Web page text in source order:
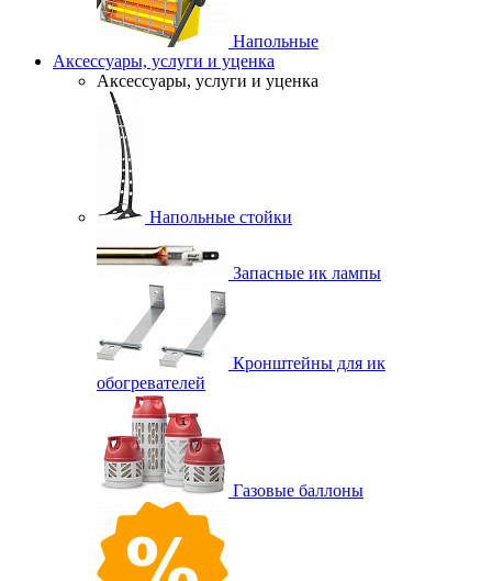
Напольные
Аксессуары, услуги и уценка
Аксессуары, услуги и уценка
Напольные стойки
Запасные ик лампы
Кронштейны для ик
обогревателей
Газовые баллоны